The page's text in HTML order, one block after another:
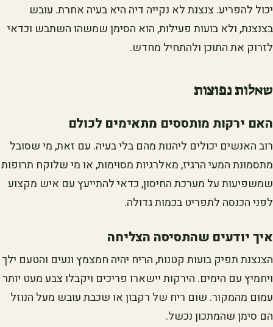
יכול להפריע. צנצנת לא נקייה דיה היא בעיה אחרת. עובש
בצנצנת, ולא בועות פעילות, הוא הסימן שמשהו השתבש וכדאי
לזרוק את התוכן ולהתחיל מחדש.
שאלות נפוצות
האם ירקות מותססים מתאימים לכולם
רוב האנשים יכולים ליהנות מהם בלי בעיה. עם זאת, מי שסובל
מתסמונת המעי הרגיז, מאלרגיות מסוימות, או מי שלוקח תרופות
שמשפיעות על מערכת החיסון, כדאי להתייעץ עם איש מקצוע
לפני הכנסה לתפריט בכמות גדולה.
איך יודעים שהתסיסה הצליחה
הצנצנת תפיק בועות קטנות, הריח יהיה חמצמץ ונעים והטעם ילך
ויחמיץ עם הימים. הירקות יישארו פריכים ויקבלו צבע מעט יותר
עמום מהמקור. שום ריח של רקבון או שכבת עובש מעל הנוזל
הם סימן שהמתכון נכשל.